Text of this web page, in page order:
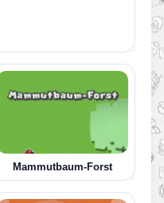
Mammutbaum-Forst